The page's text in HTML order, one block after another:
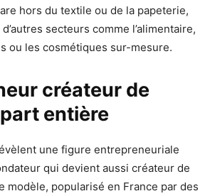
hors du textile ou de la papeterie,
secteurs comme l’alimentaire,
ou les cosmétiques sur-mesure.
créateur de
entière
une figure entrepreneuriale
qui devient aussi créateur de
modèle, popularisé en France par des